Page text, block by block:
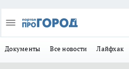
Документы Все новости Лайфхак